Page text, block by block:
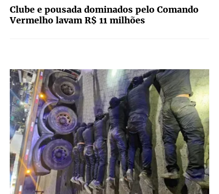
Clube e pousada dominados pelo Comando
Vermelho lavam R$ 11 milhões